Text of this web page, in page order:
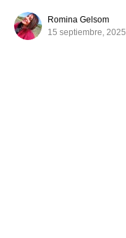
Romina Gelsom
15 septiembre, 2025